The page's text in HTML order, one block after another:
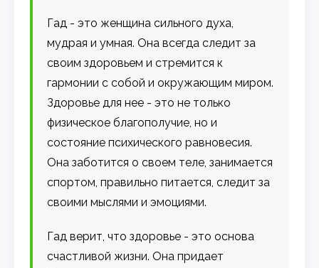
Гад - это женщина сильного духа,
мудрая и умная. Она всегда следит за
своим здоровьем и стремится к
гармонии с собой и окружающим миром.
Здоровье для нее - это не только
физическое благополучие, но и
состояние психического равновесия.
Она заботится о своем теле, занимается
спортом, правильно питается, следит за
своими мыслями и эмоциями.
Гад верит, что здоровье - это основа
счастливой жизни. Она придает